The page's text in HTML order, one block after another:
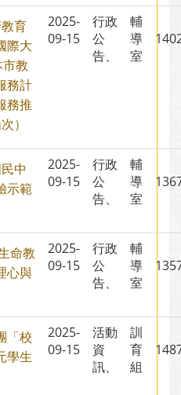
育
際大
教
務計
務推
）
2025-
09-15
行政
公
告、
輔
導
室
中
示範
2025-
09-15
行政
公
告、
輔
導
室
命教
心與
2025-
09-15
行政
公
告、
輔
導
室
「校
學生
2025-
09-15
活動
資
訊、
訓
育
組